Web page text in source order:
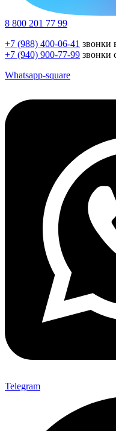
8 800 201 77 99
+7 (988) 400-06-41 звонки
+7 (940) 900-77-99 звонки
Whatsapp-square
Telegram